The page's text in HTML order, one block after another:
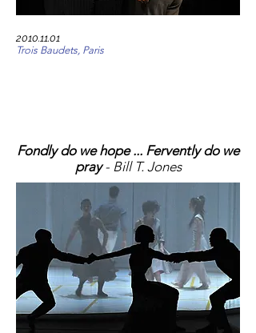
2010.11.01
Trois Baudets, Paris
Fondly do we hope ... Fervently do we
pray- Bill T. Jones